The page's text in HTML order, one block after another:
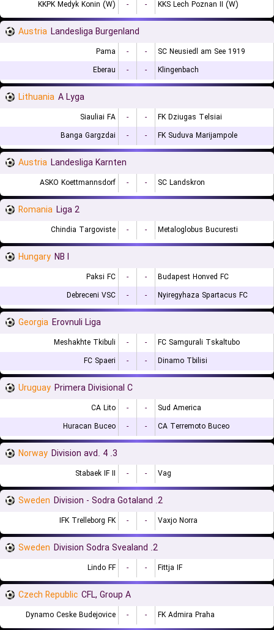
KKPK Medyk Konin (W) - - KKS Lech Poznan II (W)
Austria Landesliga Burgenland
Pama - -
SC Neusiedl am See 1919
Eberau
- - Klingenbach
Lithuania A Lyga
Siauliai FA - -
FK Dziugas Telsiai
Banga Gargzdai
- - FK Suduva Marijampole
Austria Landesliga Karnten
ASKO Koettmannsdorf - - SC Landskron
Romania Liga 2
Chindia Targoviste - - Metaloglobus Bucuresti
Hungary NB I
Paksi FC - -
Budapest Honved FC
Debreceni VSC
- - Nyiregyhaza Spartacus FC
Georgia Erovnuli Liga
Meshakhte Tkibuli - -
FC Samgurali Tskaltubo
FC Spaeri
- - Dinamo Tbilisi
Uruguay Primera Divisional C
CA Lito - -
Sud America
Huracan Buceo
- - CA Terremoto Buceo
Norway 3. Division avd. 4
Stabaek IF II - - Vag
Sweden 2. Division - Sodra Gotaland
IFK Trelleborg FK - - Vaxjo Norra
Sweden 2. Division Sodra Svealand
Lindo FF - - Fittja IF
Czech Republic CFL, Group A
Dynamo Ceske Budejovice - - FK Admira Praha